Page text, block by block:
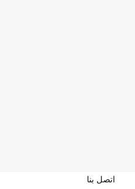
اتصل بنا